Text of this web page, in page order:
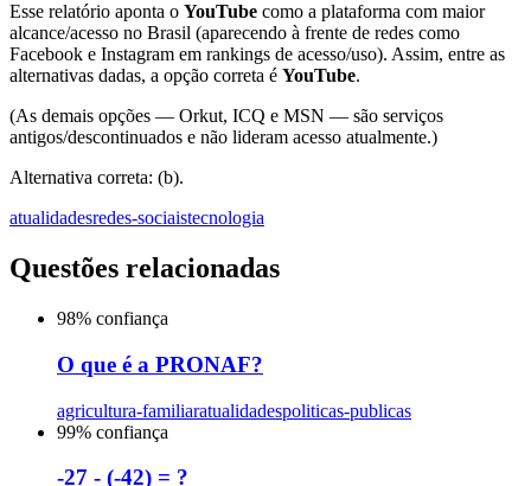
Esse relatório aponta o YouTube como a plataforma com maior
alcance/acesso no Brasil (aparecendo à frente de redes como
Facebook e Instagram em rankings de acesso/uso). Assim, entre as
alternativas dadas, a opção correta é YouTube.
(As demais opções — Orkut, ICQ e MSN — são serviços
antigos/descontinuados e não lideram acesso atualmente.)
Alternativa correta: (b).
atualidadesredes-sociaistecnologia
Questões relacionadas
98% confiança
O que é a PRONAF?
agricultura-familiaratualidadespoliticas-publicas
99% confiança
-27 - (-42) = ?